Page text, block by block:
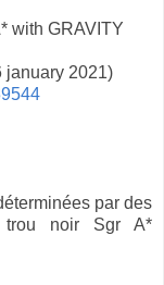
with GRAVITY
january 2021)
par des
trou noir Sgr A*